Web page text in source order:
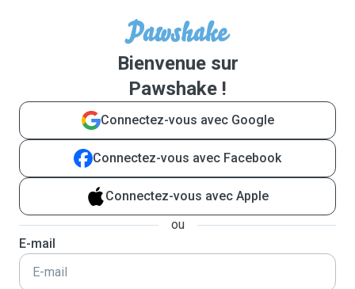
Bienvenue sur
Pawshake !
Connectez-vous avec Google
Connectez-vous avec Facebook
Connectez-vous avec Apple
ou
E-mail